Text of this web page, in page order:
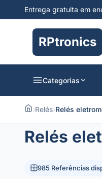
Entrega gratuita em
RPtronics
Categorias
›Relés›Relés
Relés
985 Referências